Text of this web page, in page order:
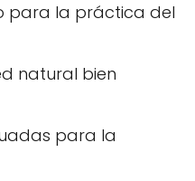
para la práctica del
natural bien
para la